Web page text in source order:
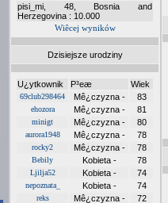
pisi_mi, 48, Bosnia and
Herzegovina : 10.000
Wiêcej wyników
Dzisiejsze urodziny
U¿ytkownik P³eæ Wiek
69club298464 Mê¿czyzna - 83
ehozora Mê¿czyzna - 81
minigt Mê¿czyzna - 80
aurora1948 Mê¿czyzna - 78
rocky2 Mê¿czyzna - 78
Bebily Kobieta - 78
Ljilja52 Kobieta - 74
nepoznata_ Kobieta - 74
reks Mê¿czyzna - 72